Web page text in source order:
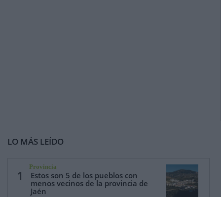
LO MÁS LEÍDO
1
Provincia
Estos son 5 de los pueblos con
menos vecinos de la provincia de
Jaén